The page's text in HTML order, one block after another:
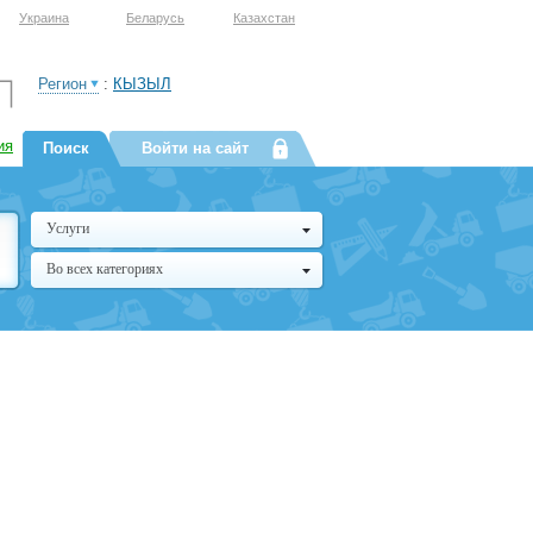
Украина Беларусь Казахстан
Регион : КЫЗЫЛ
Поиск Войти на сайт
Услуги
Во всех категориях